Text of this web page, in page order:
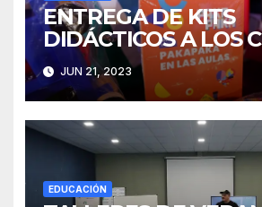
ENTREGA DE KITS
DIDÁCTICOS A LOS
MERLO
JUN 21, 2023
EDUCACIÓN